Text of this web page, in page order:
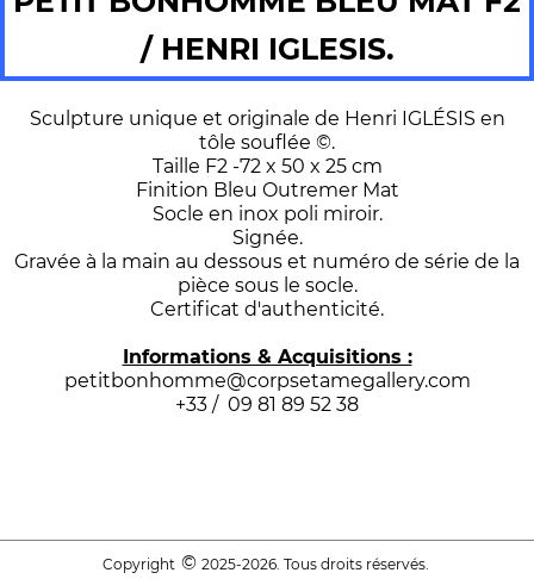
/ HENRI IGLESIS.
Sculpture unique et originale de Henri IGLÉSIS en
tôle souflée ©.
Taille F2 -72 x 50 x 25 cm
Finition Bleu Outremer Mat
Socle en inox poli miroir.
Signée.
Gravée à la main au dessous et numéro de série de la
pièce sous le socle.
Certificat d'authenticité.
Informations & Acquisitions :
petitbonhomme@corpsetamegallery.com
+33 / 09 81 89 52 38
Copyright © 2025-2026. Tous droits réservés.